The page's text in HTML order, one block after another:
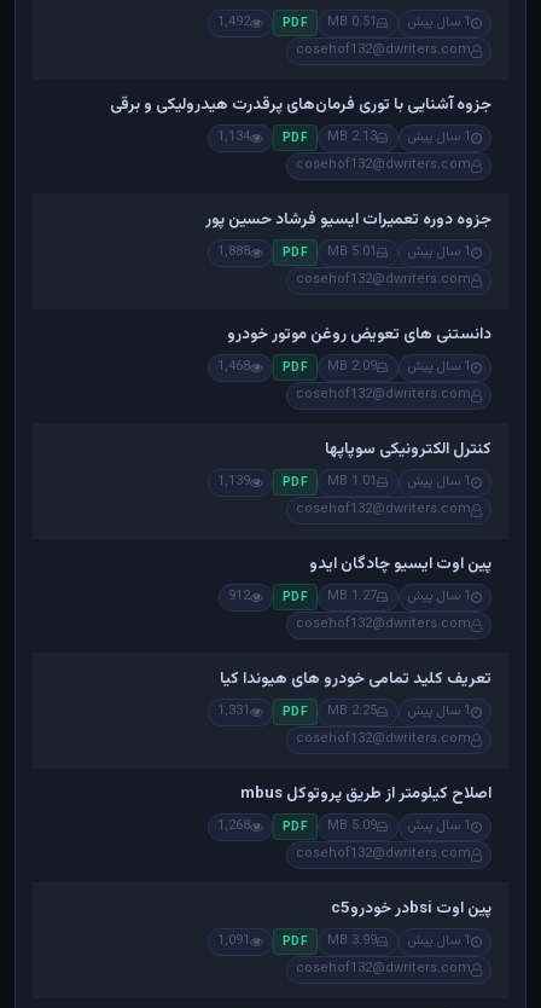
1 سال پیش 0.51 MB
PDF
1,492
cosehof132@dwriters.com
جزوه آشنایی با توری فرمان‌های پرقدرت هیدرولیکی و برقی
1 سال پیش 2.13 MB
PDF
1,134
cosehof132@dwriters.com
جزوه دوره تعمیرات ایسیو فرشاد حسین پور
1 سال پیش 5.01 MB
PDF
1,888
cosehof132@dwriters.com
دانستنی های تعویض روغن موتور خودرو
1 سال پیش 2.09 MB
PDF
1,468
cosehof132@dwriters.com
کنترل الکترونیکی سوپاپها
1 سال پیش 1.01 MB
PDF
1,139
cosehof132@dwriters.com
پین اوت ایسیو چادگان ایدو
1 سال پیش 1.27 MB
PDF
912
cosehof132@dwriters.com
تعریف کلید تمامی خودرو های هیوندا کیا
1 سال پیش 2.25 MB
PDF
1,331
cosehof132@dwriters.com
اصلاح کیلومتر از طریق پروتوکل mbus
1 سال پیش 5.09 MB
PDF
1,268
cosehof132@dwriters.com
پین اوت bsiدر خودروc5
1 سال پیش 3.99 MB
PDF
1,091
cosehof132@dwriters.com